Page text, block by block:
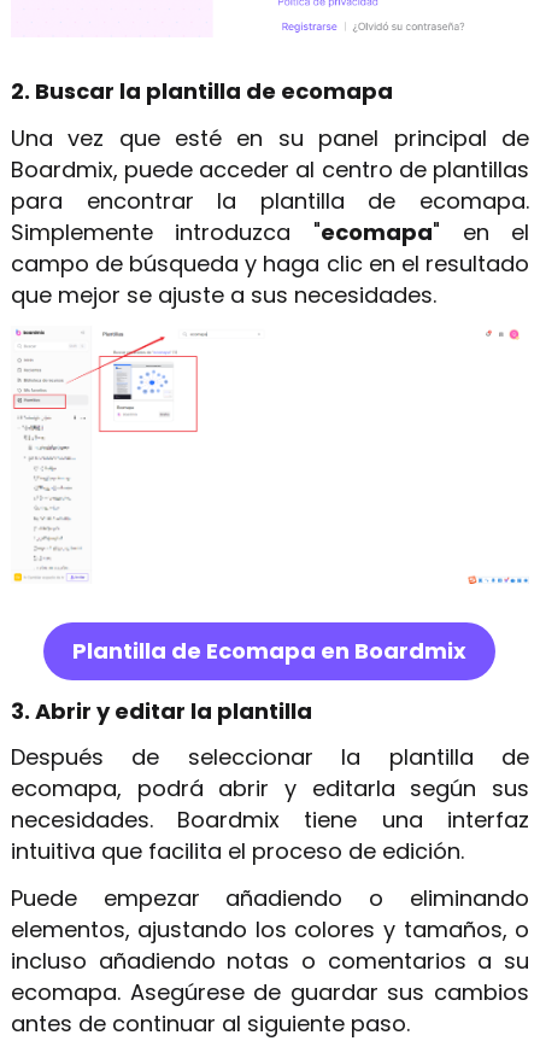
2. Buscar la plantilla de ecomapa
Una vez que esté en su panel principal de
Boardmix, puede acceder al centro de plantillas
para encontrar la plantilla de ecomapa.
Simplemente introduzca "ecomapa" en el
campo de búsqueda y haga clic en el resultado
que mejor se ajuste a sus necesidades.
Plantilla de Ecomapa en Boardmix
3. Abrir y editar la plantilla
Después de seleccionar la plantilla de
ecomapa, podrá abrir y editarla según sus
necesidades. Boardmix tiene una interfaz
intuitiva que facilita el proceso de edición.
Puede empezar añadiendo o eliminando
elementos, ajustando los colores y tamaños, o
incluso añadiendo notas o comentarios a su
ecomapa. Asegúrese de guardar sus cambios
antes de continuar al siguiente paso.